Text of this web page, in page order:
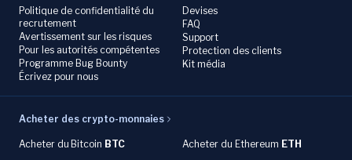
Politique de confidentialité du
recrutement
Avertissement sur les risques
Pour les autorités compétentes
Programme Bug Bounty
Écrivez pour nous
Devises
FAQ
Support
Protection des clients
Kit média
Acheter des crypto-monnaies
Acheter du Bitcoin BTC Acheter du Ethereum ETH